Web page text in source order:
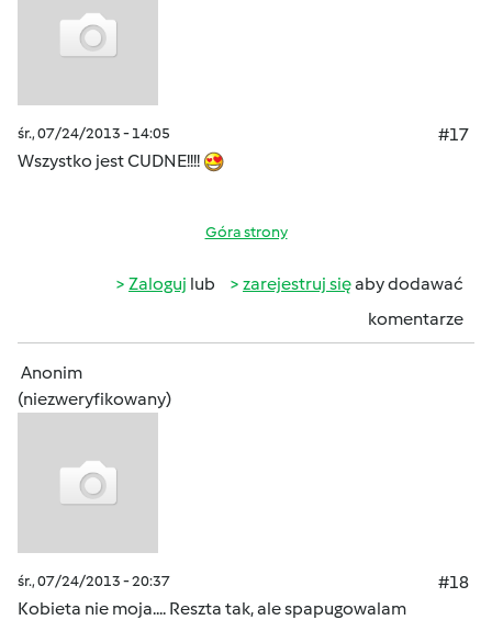
śr., 07/24/2013 - 14:05
#17
Wszystko jest CUDNE!!!!
Góra strony
Zaloguj lub zarejestruj sięaby dodawać
komentarze
Anonim
(niezweryfikowany)
śr., 07/24/2013 - 20:37
#18
Kobieta nie moja.... Reszta tak, ale spapugowalam